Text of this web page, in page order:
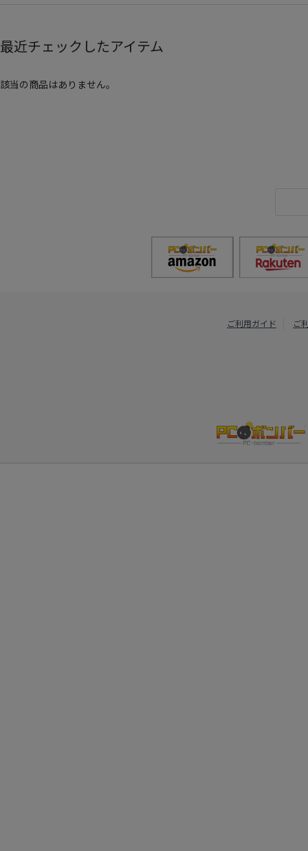
最近チェックしたアイテム
該当の商品はありません。
ご利用ガイド ご